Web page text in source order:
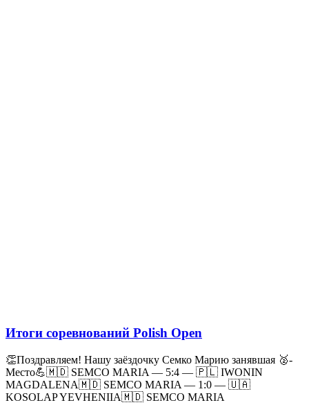
Итоги соревнований Polish Open
👏Поздравляем! Нашу заёздочку Семко Марию занявшая 🥈-
Место💪🇲🇩 SEMCO MARIA — 5:4 — 🇵🇱 IWONIN
MAGDALENA🇲🇩 SEMCO MARIA — 1:0 — 🇺🇦
KOSOLAP YEVHENIIA🇲🇩 SEMCO MARIA